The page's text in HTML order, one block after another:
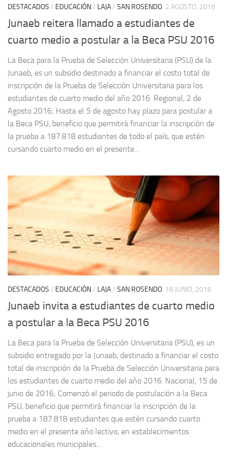
DESTACADOS / EDUCACIÓN/ LAJA/ SAN ROSENDO 2 AGOSTO, 2016
Junaeb reitera llamado a estudiantes de
cuarto medio a postular a la Beca PSU 2016
La Beca para la Prueba de Selección Universitaria (PSU) de la
Junaeb, es un subsidio destinado a financiar el costo total de
inscripción de la Prueba de Selección Universitaria para los
estudiantes de cuarto medio del año 2016. Regional, 2 de
Agosto 2016; Hasta el 5 de agosto hay plazo para postular a
la Beca PSU, beneficio que permitirá financiar la inscripción de
la prueba a 187.818 estudiantes de todo el país, que estén
cursando cuarto medio en el presente...
DESTACADOS / EDUCACIÓN/ LAJA/ SAN ROSENDO 18 JUNIO, 2016
Junaeb invita a estudiantes de cuarto medio
a postular a la Beca PSU 2016
La Beca para la Prueba de Selección Universitaria (PSU), es un
subsidio entregado por la Junaeb, destinado a financiar el costo
total de inscripción de la Prueba de Selección Universitaria para
los estudiantes de cuarto medio del año 2016. Nacional, 15 de
junio de 2016; Comenzó el periodo de postulación a la Beca
PSU, beneficio que permitirá financiar la inscripción de la
prueba a 187.818 estudiantes que estén cursando cuarto
medio en el presente año lectivo, en establecimientos
educacionales municipales...